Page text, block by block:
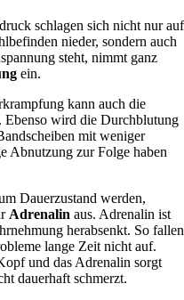
schlagen sich nicht nur auf
nieder, sondern auch
steht, nimmt ganz
ein.
kann auch die
Ebenso wird die Durchblutung
mit weniger
Abnutzung zur Folge haben
Dauerzustand werden,
Adrenalin aus. Adrenalin ist
herabsenkt. So fallen
lange Zeit nicht auf.
und das Adrenalin sorgt
dauerhaft schmerzt.